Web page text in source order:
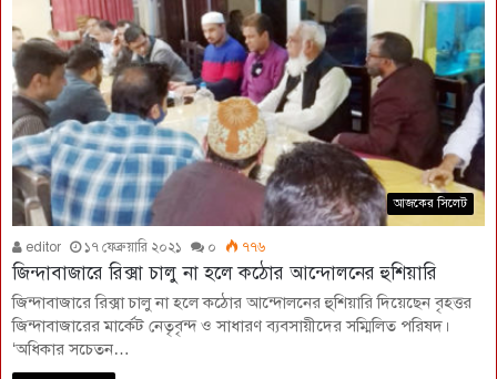
আজকের সিলেট
editor ১৭ ফেব্রুয়ারি ২০২১ ০ ৭৭৬
জিন্দাবাজারে রিক্সা চালু না হলে কঠোর আন্দোলনের হুশিয়ারি
জিন্দাবাজারে রিক্সা চালু না হলে কঠোর আন্দোলনের হুশিয়ারি দিয়েছেন বৃহত্তর
জিন্দাবাজারের মার্কেট নেতৃবৃন্দ ও সাধারণ ব্যবসায়ীদের সম্মিলিত পরিষদ।
‘অধিকার সচেতন…